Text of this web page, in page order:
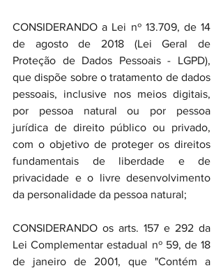
CONSIDERANDO a Lei nº 13.709, de 14
de agosto de 2018 (Lei Geral de
Proteção de Dados Pessoais - LGPD),
que dispõe sobre o tratamento de dados
pessoais, inclusive nos meios digitais,
por pessoa natural ou por pessoa
jurídica de direito público ou privado,
com o objetivo de proteger os direitos
fundamentais de liberdade e de
privacidade e o livre desenvolvimento
da personalidade da pessoa natural;
CONSIDERANDO os arts. 157 e 292 da
Lei Complementar estadual nº 59, de 18
de janeiro de 2001, que "Contém a